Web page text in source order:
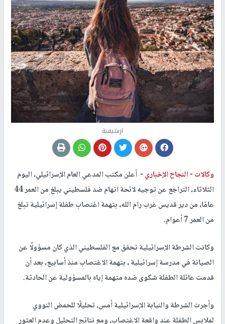
ارشيفية
وكالات -النجاح الإخباري - أعلن مكتب المدعي العام الإسرائيلي، اليوم
الثلاثاء، التراجع عن توجيه لائحة اتهام ضد فلسطيني يبلغ من العمر 44
عامًا، من دير قديس غرب رام الله، بتهمة اغتصاب طفلة إسرائيلية تبلغ
من العمر 7 أعوام.
وكانت الشرطة الإسرائيلية تحقق مع الفلسطيني الذي كان مسؤولًا عن
الصيانة في مدرسة إسرائيلية ، بتهمة الاغتصاب منذ أسابيع، بعد أن
قدمت عائلة الطفلة شكوى ضده متهمة إياه بالمسؤولية عن الحادثة.
وأجرت الشرطة والنيابة الإسرائيلية أمس، تحليلًا للحمض النووي
لملابس الطفلة عند واقعة الاغتصاب، ومع نتائج التحليل وعدم العثور